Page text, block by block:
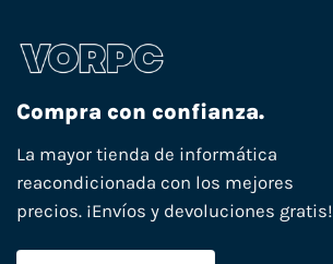
Compra con confianza.
La mayor tienda de informática
reacondicionada con los mejores
precios. ¡Envíos y devoluciones gratis!